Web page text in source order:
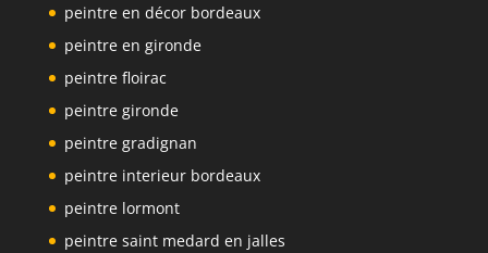
peintre en décor bordeaux
peintre en gironde
peintre floirac
peintre gironde
peintre gradignan
peintre interieur bordeaux
peintre lormont
peintre saint medard en jalles